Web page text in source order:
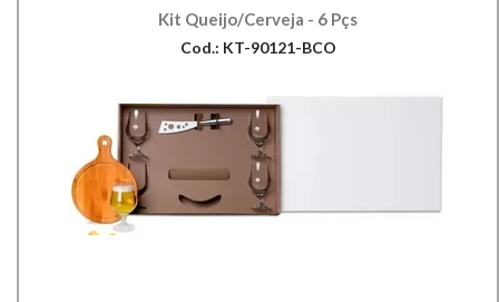
Kit Queijo/Cerveja - 6 Pçs
Cod.: KT-90121-BCO